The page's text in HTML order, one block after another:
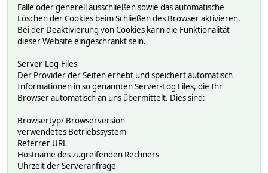
Fälle oder generell ausschließen sowie das automatische
Löschen der Cookies beim Schließen des Browser aktivieren.
Bei der Deaktivierung von Cookies kann die Funktionalität
dieser Website eingeschränkt sein.
Server-Log-Files
Der Provider der Seiten erhebt und speichert automatisch
Informationen in so genannten Server-Log Files, die Ihr
Browser automatisch an uns übermittelt. Dies sind:
Browsertyp/ Browserversion
verwendetes Betriebssystem
Referrer URL
Hostname des zugreifenden Rechners
Uhrzeit der Serveranfrage